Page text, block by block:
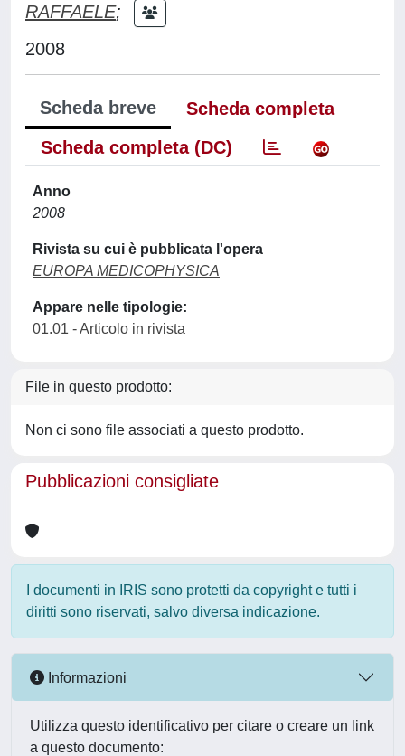
RAFFAELE;
2008
Scheda breve
Scheda completa
Scheda completa (DC)
Anno
2008
Rivista su cui è pubblicata l'opera
EUROPA MEDICOPHYSICA
Appare nelle tipologie:
01.01 - Articolo in rivista
File in questo prodotto:
Non ci sono file associati a questo prodotto.
Pubblicazioni consigliate
I documenti in IRIS sono protetti da copyright e tutti i
diritti sono riservati, salvo diversa indicazione.
Informazioni
Utilizza questo identificativo per citare o creare un link
a questo documento: